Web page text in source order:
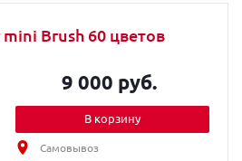
Brush 60 цветов
9 000 руб.
В корзину
Самовывоз